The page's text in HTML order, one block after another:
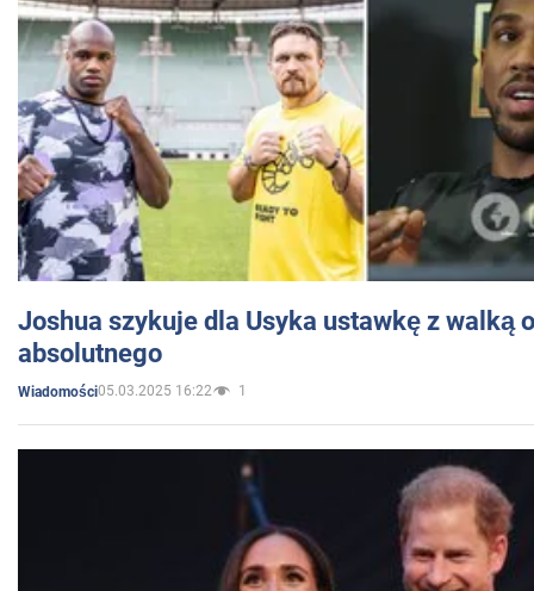
Joshua szykuje dla Usyka ustawkę z walką
absolutnego
Wiadomości05.03.2025 16:22 1